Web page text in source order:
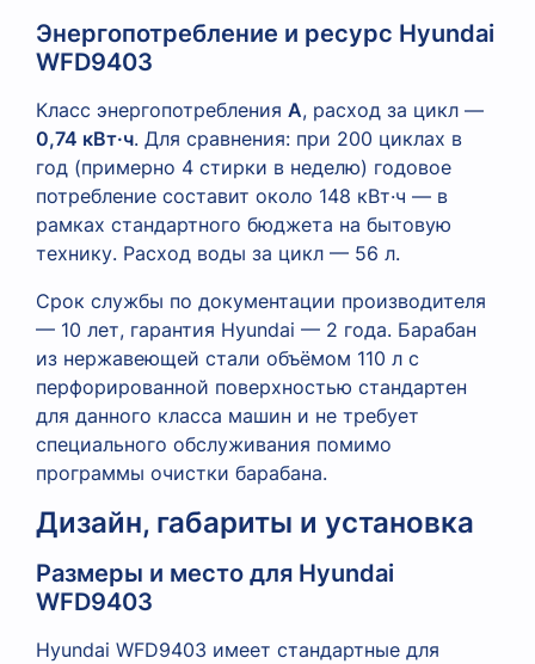
Энергопотребление и ресурс Hyundai
WFD9403
Класс энергопотребления A, расход за цикл —
0,74 кВт·ч. Для сравнения: при 200 циклах в
год (примерно 4 стирки в неделю) годовое
потребление составит около 148 кВт·ч — в
рамках стандартного бюджета на бытовую
технику. Расход воды за цикл — 56 л.
Срок службы по документации производителя
— 10 лет, гарантия Hyundai — 2 года. Барабан
из нержавеющей стали объёмом 110 л с
перфорированной поверхностью стандартен
для данного класса машин и не требует
специального обслуживания помимо
программы очистки барабана.
Дизайн, габариты и установка
Размеры и место для Hyundai
WFD9403
Hyundai WFD9403 имеет стандартные для